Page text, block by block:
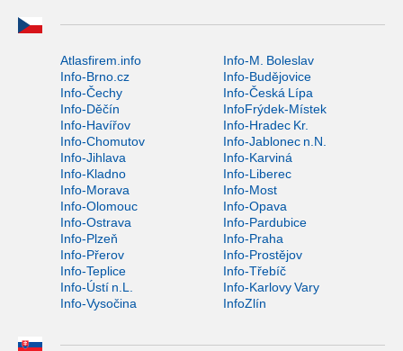
Atlasfirem.info
Info-M. Boleslav
Info-Brno.cz
Info-Budějovice
Info-Čechy
Info-Česká Lípa
Info-Děčín
InfoFrýdek-Místek
Info-Havířov
Info-Hradec Kr.
Info-Chomutov
Info-Jablonec n.N.
Info-Jihlava
Info-Karviná
Info-Kladno
Info-Liberec
Info-Morava
Info-Most
Info-Olomouc
Info-Opava
Info-Ostrava
Info-Pardubice
Info-Plzeň
Info-Praha
Info-Přerov
Info-Prostějov
Info-Teplice
Info-Třebíč
Info-Ústí n.L.
Info-Karlovy Vary
Info-Vysočina
InfoZlín